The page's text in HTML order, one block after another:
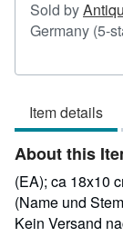
Sold by
Germany (5-
Item details
About this
(EA); ca 18x10
(Name und
Kein Versand